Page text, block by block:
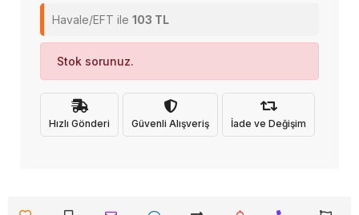
Havale/EFT ile 103 TL
Stok sorunuz.
Hızlı Gönderi Güvenli Alışveriş İade ve Değişim